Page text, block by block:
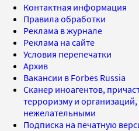
Контактная информация
Правила обработки
Реклама в журнале
Реклама на сайте
Условия перепечатки
Архив
Вакансии в Forbes Russia
Сканер иноагентов,
терроризму и
нежелательными
Подписка на печатную